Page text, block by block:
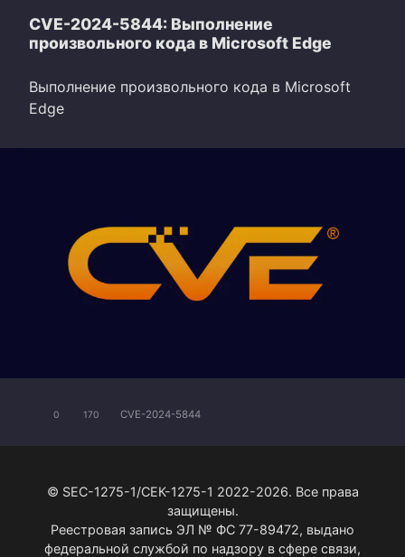
CVE-2024-5844: Выполнение
произвольного кода в Microsoft Edge
Выполнение произвольного кода в Microsoft
Edge
0 170 CVE-2024-5844
© SEC-1275-1/СЕК-1275-1 2022-2026. Все права
защищены.
Реестровая запись ЭЛ № ФС 77-89472, выдано
федеральной службой по надзору в сфере связи,